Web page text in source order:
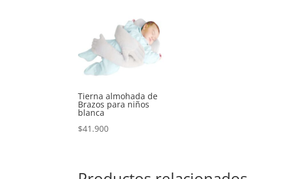
Tierna almohada de
Brazos para niños
blanca
$41.900